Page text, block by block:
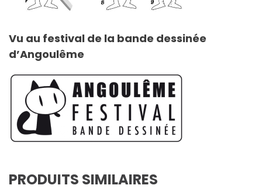
Vu au festival de la bande dessinée
d’Angoulême
PRODUITS SIMILAIRES